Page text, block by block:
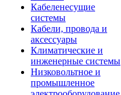
Кабеленесущие
системы
Кабели, провода и
аксессуары
Климатические и
инженерные системы
Низковольтное и
промышленное